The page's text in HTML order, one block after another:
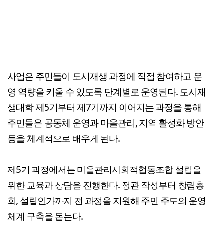
사업은 주민들이 도시재생 과정에 직접 참여하고 운
영 역량을 키울 수 있도록 단계별로 운영된다. 도시재
생대학 제5기부터 제7기까지 이어지는 과정을 통해
주민들은 공동체 운영과 마을관리, 지역 활성화 방안
등을 체계적으로 배우게 된다.
제5기 과정에서는 마을관리사회적협동조합 설립을
위한 교육과 상담을 진행한다. 정관 작성부터 창립총
회, 설립인가까지 전 과정을 지원해 주민 주도의 운영
체계 구축을 돕는다.